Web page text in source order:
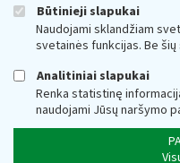
Būtinieji slapukai
Naudojami sklandžiam
svetainės funkcijas. Be
Analitiniai slapukai
Renka statistinę
naudojami Jūsų naršymo